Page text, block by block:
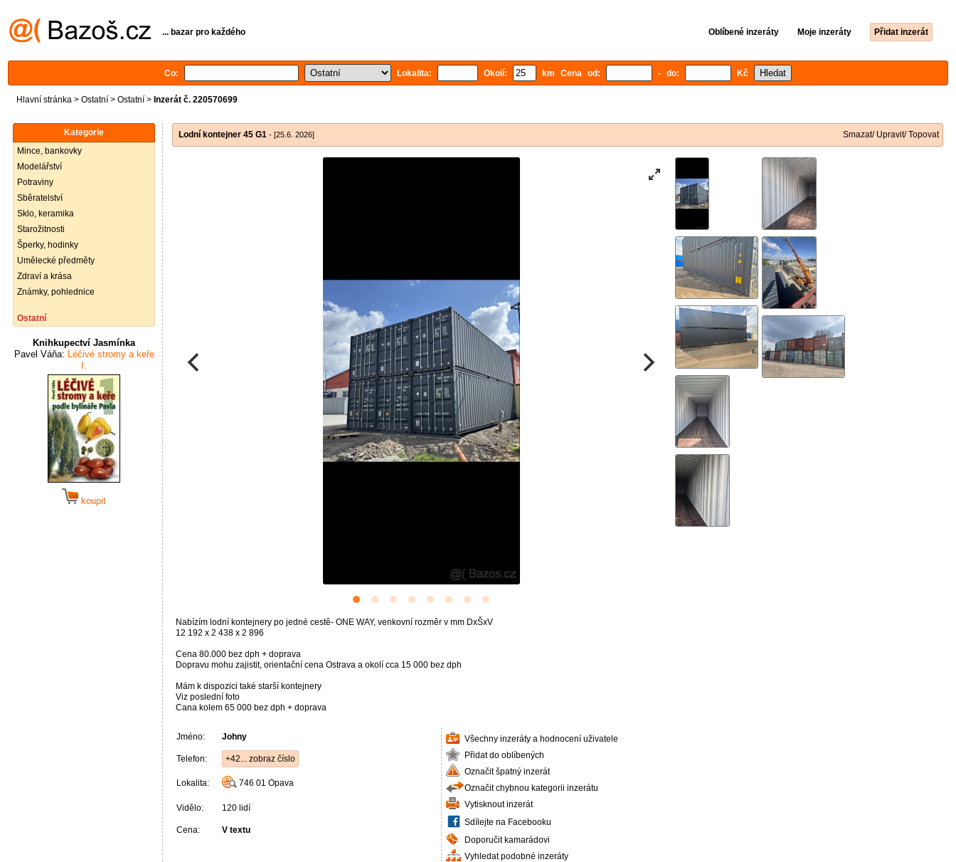
... bazar pro každého Oblíbené inzeráty Moje inzeráty Přidat inzerát
Co: Lokalita: Okolí: km Cena od: - do: Kč
Hlavní stránka > Ostatní > Ostatní > Inzerát č. 220570699
Kategorie
Mince, bankovky
Modelářství
Potraviny
Sběratelství
Sklo, keramika
Starožitnosti
Šperky, hodinky
Umělecké předměty
Zdraví a krása
Známky, pohlednice
Ostatní
Knihkupectví Jasmínka
Pavel Váňa: Léčivé stromy a keře
I.
koupit
Lodní kontejner 45 G1 - [25.6. 2026] Smazat/ Upravit/ Topovat
Nabízím lodní kontejnery po jedné cestě- ONE WAY, venkovní rozměr v mm DxŠxV
12 192 x 2 438 x 2 896
Cena 80.000 bez dph + doprava
Dopravu mohu zajistit, orientační cena Ostrava a okolí cca 15 000 bez dph
Mám k dispozici také starší kontejnery
Viz poslední foto
Cana kolem 65 000 bez dph + doprava
Jméno: Johny
Telefon: +42... zobraz číslo
Lokalita: 746 01 Opava
Vidělo: 120 lidí
Cena: V textu
Všechny inzeráty a hodnocení uživatele
Přidat do oblíbených
Označit špatný inzerát
Označit chybnou kategorii inzerátu
Vytisknout inzerát
Sdílejte na Facebooku
Doporučit kamarádovi
Vyhledat podobné inzeráty